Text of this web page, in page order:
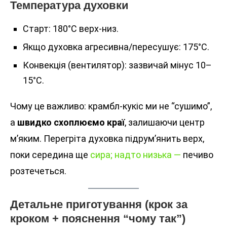
Температура духовки
Старт: 180°C верх-низ.
Якщо духовка агресивна/пересушує: 175°C.
Конвекція (вентилятор): зазвичай мінус 10–
15°C.
Чому це важливо: крамбл-кукіс ми не “сушимо”,
а швидко схоплюємо краї, залишаючи центр
м’яким. Перегріта духовка підрум’янить верх,
поки середина ще сира; надто низька — печиво
розтечеться.
Детальне приготування (крок за
кроком + пояснення “чому так”)